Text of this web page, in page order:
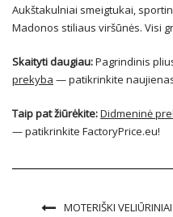
Aukštakulniai smeigtukai,
Madonos stiliaus viršūnės. Visi
Skaityti daugiau:Pagrindinis
prekyba — patikrinkite
Taip pat žiūrėkite:Didmeninė
— patikrinkite FactoryPrice.eu!
MOTERIŠKI